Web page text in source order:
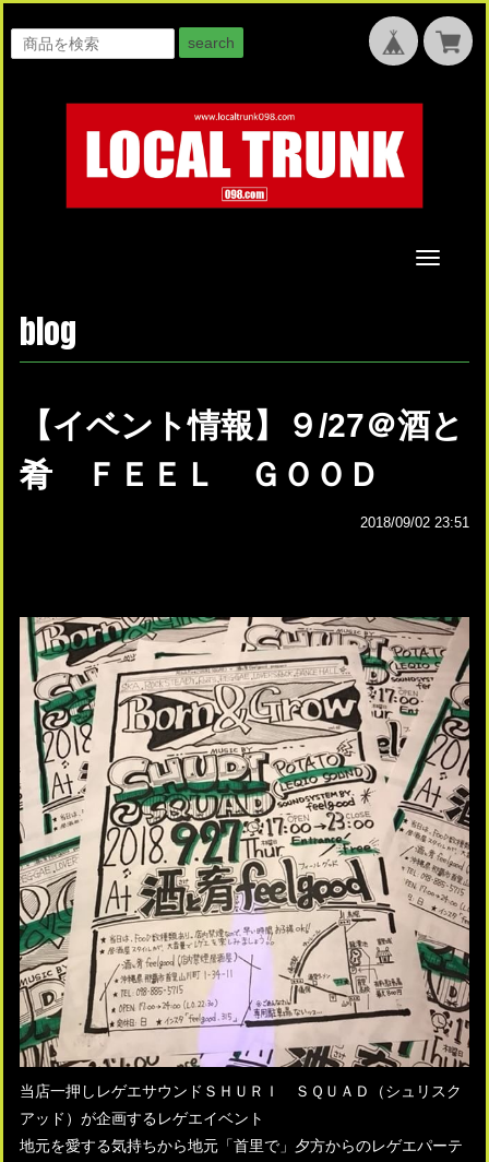
search
Toggle
blog
【イベント情報】９/27＠酒と
肴 ＦＥＥＬ ＧＯＯＤ
2018/09/02 23:51
当店一押しレゲエサウンドＳＨＵＲＩ ＳＱＵＡＤ（シュリスク
アッド）が企画するレゲエイベント
地元を愛する気持ちから地元「首里で」夕方からのレゲエパーテ